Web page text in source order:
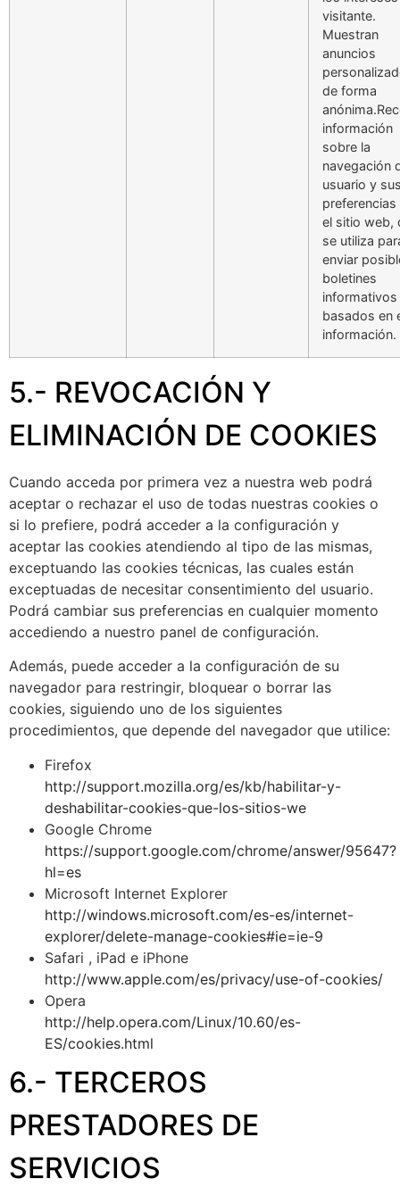
visitante.
Muestran
anuncios
de forma
información
sobre la
navegación
usuario y
preferencias
el sitio web,
se utiliza
enviar
boletines
informativos
basados en
información.
5.- REVOCACIÓN Y
ELIMINACIÓN DE COOKIES
Cuando acceda por primera vez a nuestra web podrá
aceptar o rechazar el uso de todas nuestras cookies o
si lo prefiere, podrá acceder a la configuración y
aceptar las cookies atendiendo al tipo de las mismas,
exceptuando las cookies técnicas, las cuales están
exceptuadas de necesitar consentimiento del usuario.
Podrá cambiar sus preferencias en cualquier momento
accediendo a nuestro panel de configuración.
Además, puede acceder a la configuración de su
navegador para restringir, bloquear o borrar las
cookies, siguiendo uno de los siguientes
procedimientos, que depende del navegador que utilice:
Firefox
http://support.mozilla.org/es/kb/habilitar-y-
deshabilitar-cookies-que-los-sitios-we
Google Chrome
https://support.google.com/chrome/answer/95647?
hl=es
Microsoft Internet Explorer
http://windows.microsoft.com/es-es/internet-
explorer/delete-manage-cookies#ie=ie-9
Safari , iPad e iPhone
http://www.apple.com/es/privacy/use-of-cookies/
Opera
http://help.opera.com/Linux/10.60/es-
ES/cookies.html
6.- TERCEROS
PRESTADORES DE
SERVICIOS